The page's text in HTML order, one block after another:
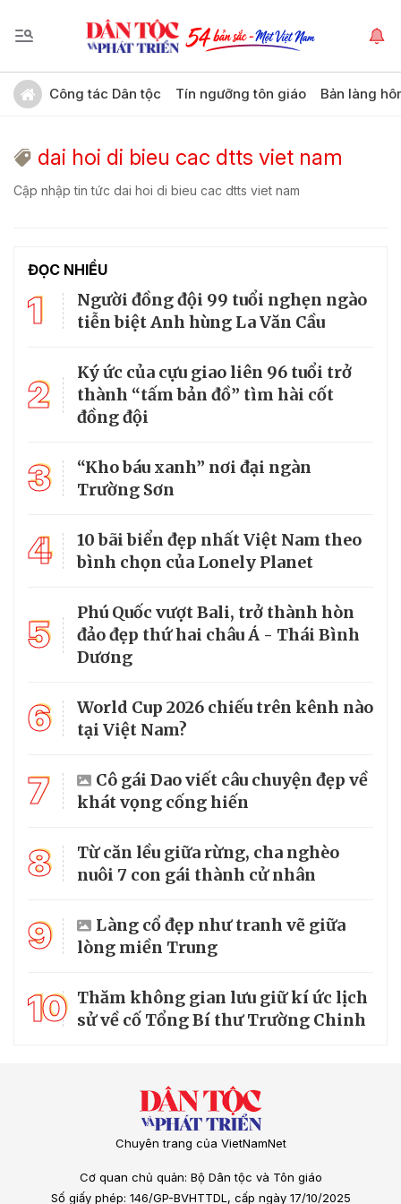
Công tác Dân tộc Tín ngưỡng tôn giáo Bản làng
dai hoi di bieu cac dtts viet nam
Cập nhập tin tức dai hoi di bieu cac dtts viet nam
ĐỌC NHIỀU
1
Người đồng đội 99 tuổi nghẹn ngào
tiễn biệt Anh hùng La Văn Cầu
2
Ký ức của cựu giao liên 96 tuổi trở
thành “tấm bản đồ” tìm hài cốt
đồng đội
3
“Kho báu xanh” nơi đại ngàn
Trường Sơn
4
10 bãi biển đẹp nhất Việt Nam theo
bình chọn của Lonely Planet
5
Phú Quốc vượt Bali, trở thành hòn
đảo đẹp thứ hai châu Á - Thái Bình
Dương
6
World Cup 2026 chiếu trên kênh nào
tại Việt Nam?
7
Cô gái Dao viết câu chuyện đẹp về
khát vọng cống hiến
8
Từ căn lều giữa rừng, cha nghèo
nuôi 7 con gái thành cử nhân
9
Làng cổ đẹp như tranh vẽ giữa
lòng miền Trung
10 Thăm không gian lưu giữ kí ức lịch
sử về cố Tổng Bí thư Trường Chinh
Chuyên trang của VietNamNet
Cơ quan chủ quản: Bộ Dân tộc và Tôn giáo
Số giấy phép: 146/GP-BVHTTDL, cấp ngày 17/10/2025